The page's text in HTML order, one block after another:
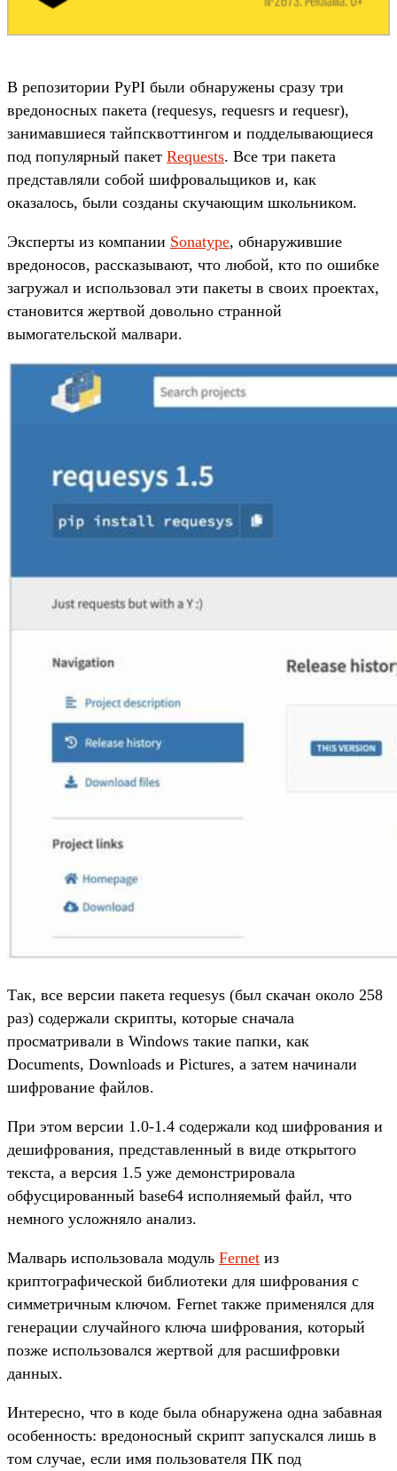
В репозитории PyPI были обнаружены сразу три
вредоносных пакета (requesys, requesrs и requesr),
занимавшиеся тайпсквоттингом и подделывающиеся
под популярный пакет Requests. Все три пакета
представляли собой шифровальщиков и, как
оказалось, были созданы скучающим школьником.
Эксперты из компании Sonatype, обнаружившие
вредоносов, рассказывают, что любой, кто по ошибке
загружал и использовал эти пакеты в своих проектах,
становится жертвой довольно странной
вымогательской малвари.
Так, все версии пакета requesys (был скачан около 258
раз) содержали скрипты, которые сначала
просматривали в Windows такие папки, как
Documents, Downloads и Pictures, а затем начинали
шифрование файлов.
При этом версии 1.0-1.4 содержали код шифрования и
дешифрования, представленный в виде открытого
текста, а версия 1.5 уже демонстрировала
обфусцированный base64 исполняемый файл, что
немного усложняло анализ.
Малварь использовала модуль Fernet из
криптографической библиотеки для шифрования с
симметричным ключом. Fernet также применялся для
генерации случайного ключа шифрования, который
позже использовался жертвой для расшифровки
данных.
Интересно, что в коде была обнаружена одна забавная
особенность: вредоносный скрипт запускался лишь в
том случае, если имя пользователя ПК под